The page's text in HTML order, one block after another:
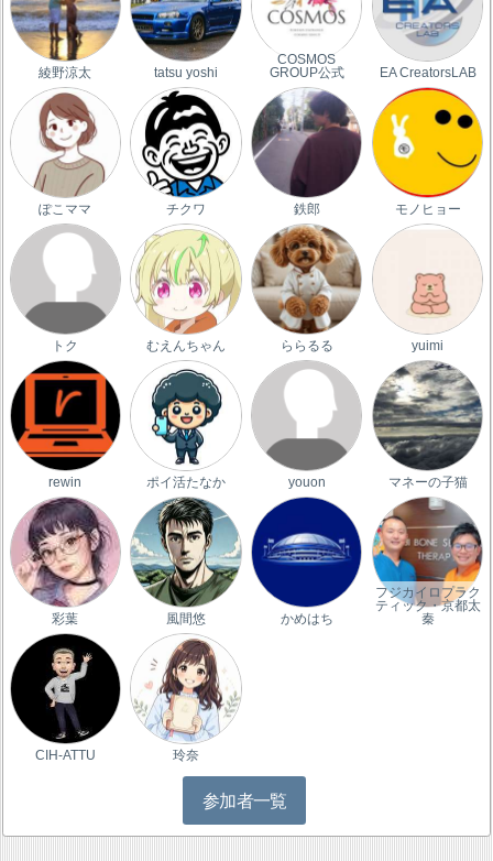
綾野涼太 tatsu yoshi
COSMOS
GROUP公式
EA CreatorsLAB
ぽこママ チクワ 鉄郎 モノヒョー
トク むえんちゃん ららるる yuimi
rewin ポイ活たなか youon マネーの子猫
彩葉 風間悠 かめはち
フジカイロプラク
ティック・京都太
秦
CIH-ATTU 玲奈
参加者一覧